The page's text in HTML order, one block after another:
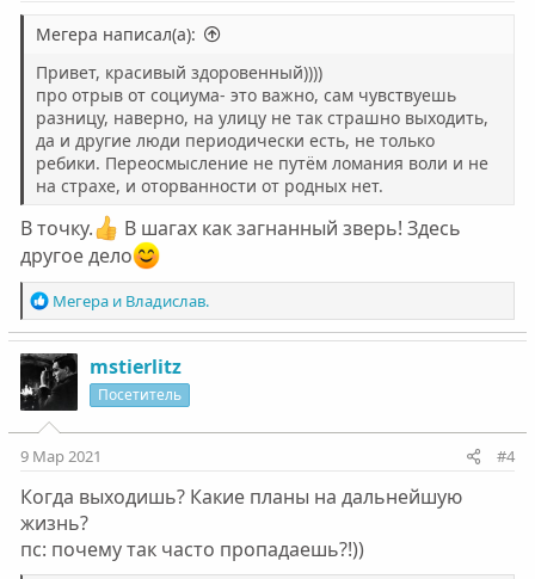
Мегера написал(а):
Привет, красивый здоровенный))))
про отрыв от социума- это важно, сам чувствуешь
разницу, наверно, на улицу не так страшно выходить,
да и другие люди периодически есть, не только
ребики. Переосмысление не путём ломания воли и не
на страхе, и оторванности от родных нет.
В точку.
В шагах как загнанный зверь! Здесь
другое дело
Р
е
а
к
ц
и
и
:
Мегераи Владислав.
mstierlitz
Посетитель
9 Мар 2021 #4
Когда выходишь? Какие планы на дальнейшую
жизнь?
пс: почему так часто пропадаешь?!))